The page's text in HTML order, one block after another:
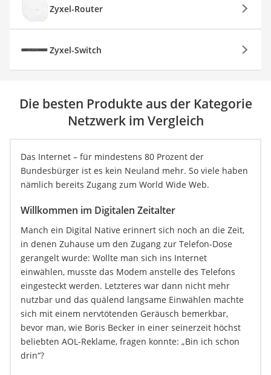
Zyxel-Router
Zyxel-Switch
Die besten Produkte aus der Kategorie
Netzwerk im Vergleich
Das Internet – für mindestens 80 Prozent der
Bundesbürger ist es kein Neuland mehr. So viele haben
nämlich bereits Zugang zum World Wide Web.
Willkommen im Digitalen Zeitalter
Manch ein Digital Native erinnert sich noch an die Zeit,
in denen Zuhause um den Zugang zur Telefon-Dose
gerangelt wurde: Wollte man sich ins Internet
einwählen, musste das Modem anstelle des Telefons
eingesteckt werden. Letzteres war dann nicht mehr
nutzbar und das quälend langsame Einwählen machte
sich mit einem nervtötenden Geräusch bemerkbar,
bevor man, wie Boris Becker in einer seinerzeit höchst
beliebten AOL-Reklame, fragen konnte: „Bin ich schon
drin“?